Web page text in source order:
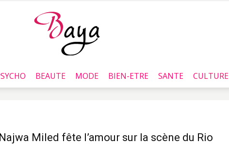
Baya.tn
BEAUTE MODE BIEN-ETRE SANTE CULTURE
Najwa Miled fête l’amour sur la scène du Rio